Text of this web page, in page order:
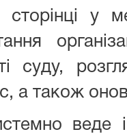
сторінці у
суду,
а також
веде